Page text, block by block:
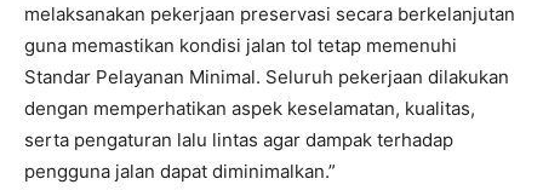
melaksanakan pekerjaan preservasi secara berkelanjutan
guna memastikan kondisi jalan tol tetap memenuhi
Standar Pelayanan Minimal. Seluruh pekerjaan dilakukan
dengan memperhatikan aspek keselamatan, kualitas,
serta pengaturan lalu lintas agar dampak terhadap
pengguna jalan dapat diminimalkan.”